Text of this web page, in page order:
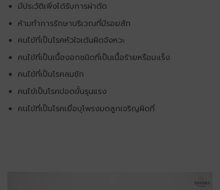
มีประวัติเพิ่งได้รับการผ่าตัด
ห้ามทำการรักษาบริเวณที่มีรอยสัก
คนไข้ที่เป็นโรคหัวใจเต้นผิดจังหวะ
คนไข้ที่เป็นเนื้องอกชนิดที่เป็นเนื้อร้ายหรือมะเร็ง
คนไข้ที่เป็นโรคลมชัก
คนไข้เป็นโรคปอดขั้นรุนแรง
คนไข้ที่เป็นโรคเยื่อบุโพรงมดลูกเจริญผิดที่